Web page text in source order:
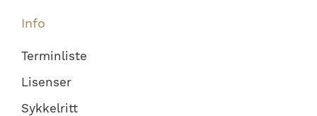
Info
Terminliste
Lisenser
Sykkelritt